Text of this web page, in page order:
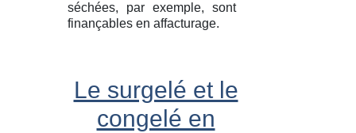
séchées, par exemple, sont
finançables en affacturage.
Le surgelé et le
congelé en